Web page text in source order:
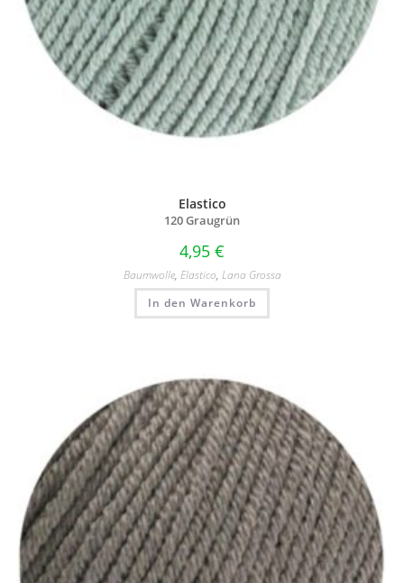
Elastico
120 Graugrün
4,95 €
Baumwolle, Elastico, Lana Grossa
In den Warenkorb